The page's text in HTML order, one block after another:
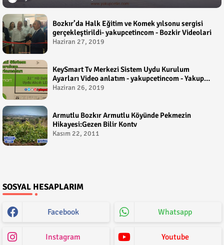
Bozkır’da Halk Eğitim ve Komek yılsonu sergisi
gerçekleştirildi- yakupcetincom - Bozkir Videolari
Haziran 27, 2019
KeySmart Tv Merkezi Sistem Uydu Kurulum
Ayarları Video anlatım - yakupcetincom - Yakup
Çetin
Haziran 26, 2019
Armutlu Bozkır Armutlu Köyünde Pekmezin
Hikayesi:Gezen Bilir Kontv
Kasım 22, 2011
SOSYAL HESAPLARIM
Facebook Whatsapp
Instagram Youtube